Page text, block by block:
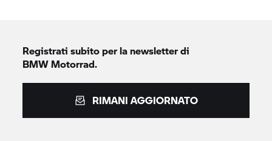
Registrati subito per la newsletter di
BMW Motorrad.
RIMANI AGGIORNATO